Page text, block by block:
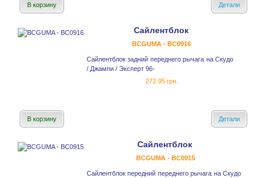
В корзину Детали
Сайлентблок
BCGUMA - BC0916
Сайлентблок задний переднего рычага на Скудо
/ Джампи / Эксперт 96-
272.95 грн.
В корзину Детали
Сайлентблок
BCGUMA - BC0915
Сайлентблок передний переднего рычага на Скудо